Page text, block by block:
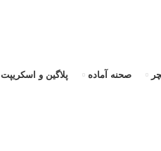
صحنه آماده پلاگین و اسکریپت